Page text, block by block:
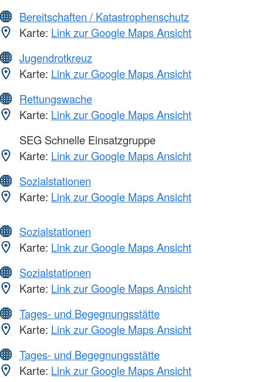
Bereitschaften / Katastrophenschutz
Karte: Link zur Google Maps Ansicht
Jugendrotkreuz
Karte: Link zur Google Maps Ansicht
Rettungswache
Karte: Link zur Google Maps Ansicht
SEG Schnelle Einsatzgruppe
Karte: Link zur Google Maps Ansicht
Sozialstationen
Karte: Link zur Google Maps Ansicht
Sozialstationen
Karte: Link zur Google Maps Ansicht
Sozialstationen
Karte: Link zur Google Maps Ansicht
Tages- und Begegnungsstätte
Karte: Link zur Google Maps Ansicht
Tages- und Begegnungsstätte
Karte: Link zur Google Maps Ansicht